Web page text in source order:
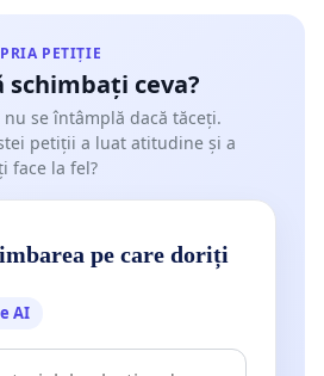
PETIȚIE
schimbați ceva?
nu se întâmplă dacă tăceți.
petiții a luat atitudine și a
face la fel?
pe care doriți
AI